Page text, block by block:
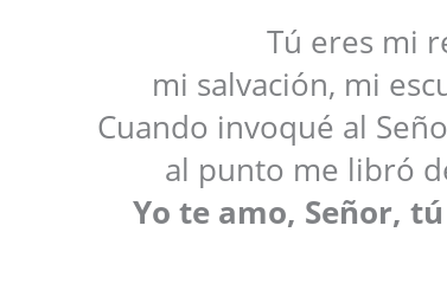
Tú eres mi
mi salvación, mi
Cuando invoqué al
al punto me libró
Yo te amo, Señor,